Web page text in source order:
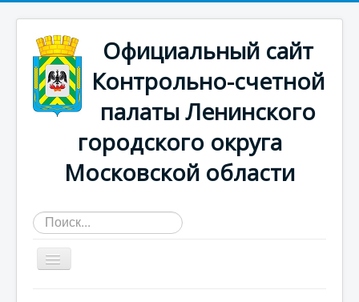
Официальный сайт
Контрольно-счетной
палаты Ленинского
городского округа
Московской области
Искать...